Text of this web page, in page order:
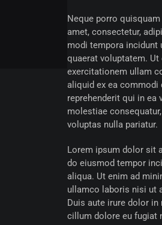
Neque porro
amet, consectetur,
modi tempora incidunt
quaerat voluptatem.
exercitationem ullam
aliquid ex ea commodi
reprehenderit qui in ea
molestiae
voluptas nulla pariatur.
Lorem ipsum dolor sit
do eiusmod tempor
aliqua. Ut enim ad
ullamco laboris nisi ut
Duis aute irure dolor
cillum dolore eu fugiat